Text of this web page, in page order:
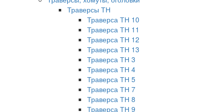
Траверсы ТН
Траверса ТН 10
Траверса ТН 11
Траверса ТН 12
Траверса ТН 13
Траверса ТН 3
Траверса ТН 4
Траверса ТН 5
Траверса ТН 7
Траверса ТН 8
Траверса ТН 9